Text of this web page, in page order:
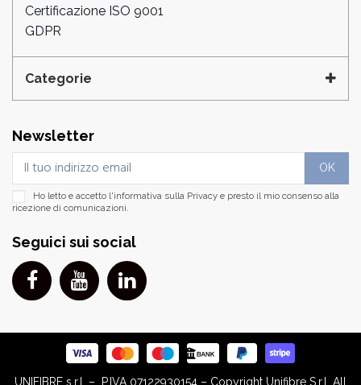
Certificazione ISO 9001
GDPR
Categorie
Newsletter
Ho letto e accetto l'informativa sulla Privacy e presto il mio consenso alla
ricezione di comunicazioni.
Seguici sui social
UNIFIBRE s.r.l. – P.IVA 07122930154 – Copyright Unifibre S.r.l. All